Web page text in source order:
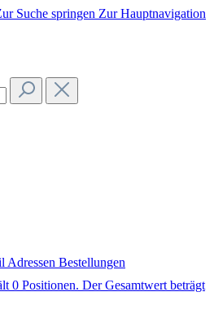
Suche springen Zur Hauptnavigation
Adressen Bestellungen
0 Positionen. Der Gesamtwert beträgt